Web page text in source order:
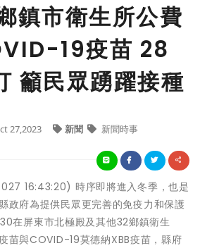
鎮市衛生所公費
19疫苗 28
籲民眾踴躍接種
27,2023 新聞 新聞時事
16:43:20) 時序即將進入冬季，也是
政府為提供民眾更完善的免疫力和保護
在屏東市北極殿及其他32鄉鎮衛生
苗與COVID-19莫德納XBB疫苗，縣府